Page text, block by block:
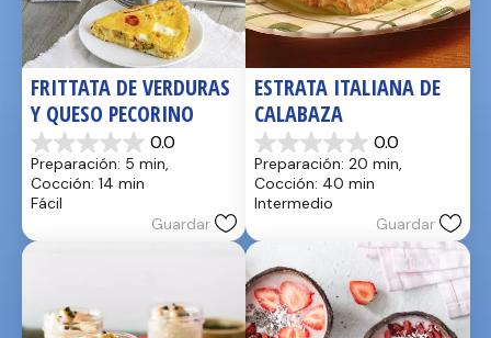
FRITTATA DE VERDURAS
Y QUESO PECORINO
0.0
0.0
de
5
estrellas.
Preparación: 5 min,
Cocción: 14 min
Fácil
Guardar
ESTRATA ITALIANA DE
CALABAZA
0.0
0.0
de
5
estrellas.
Preparación: 20 min,
Cocción: 40 min
Intermedio
Guardar